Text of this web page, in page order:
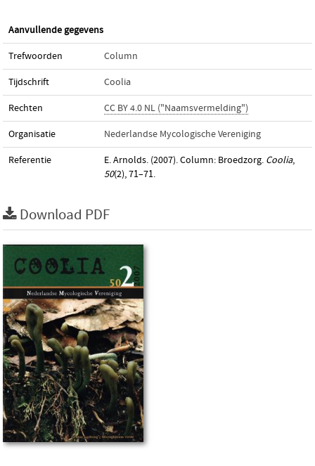
Aanvullende gegevens
Trefwoorden Column
Tijdschrift Coolia
Rechten CC BY 4.0 NL ("Naamsvermelding")
Organisatie Nederlandse Mycologische Vereniging
Referentie E. Arnolds. (2007). Column: Broedzorg. Coolia,
50(2), 71–71.
Download PDF